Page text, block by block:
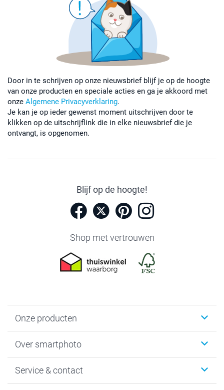
Door in te schrijven op onze nieuwsbrief blijf je op de hoogte
van onze producten en speciale acties en ga je akkoord met
onze Algemene Privacyverklaring.
Je kan je op ieder gewenst moment uitschrijven door te
klikken op de uitschrijflink die in elke nieuwsbrief die je
ontvangt, is opgenomen.
Blijf op de hoogte!
Shop met vertrouwen
Onze producten
Fotoboeken
Fotocadeaus
Over smartphoto
Vacatures
Service & contact